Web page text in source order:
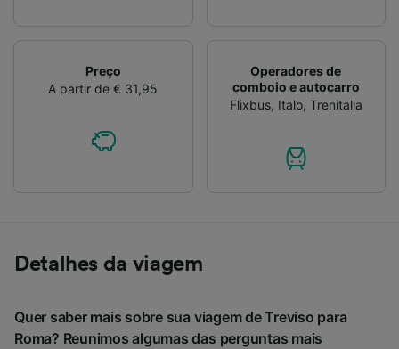
Preço
A partir de € 31,95
Operadores de
comboio e autocarro
Flixbus, Italo, Trenitalia
Detalhes da viagem
Quer saber mais sobre sua viagem de Treviso para
Roma? Reunimos algumas das perguntas mais